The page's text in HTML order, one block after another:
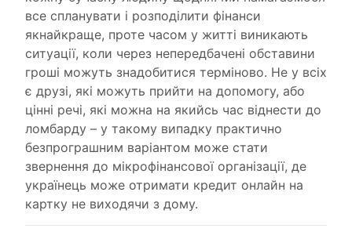
все спланувати і розподілити фінанси
якнайкраще, проте часом у житті виникають
ситуації, коли через непередбачені обставини
гроші можуть знадобитися терміново. Не у всіх
є друзі, які можуть прийти на допомогу, або
цінні речі, які можна на якийсь час віднести до
ломбарду – у такому випадку практично
безпрограшним варіантом може стати
звернення до мікрофінансової організації, де
українець може отримати кредит онлайн на
картку не виходячи з дому.